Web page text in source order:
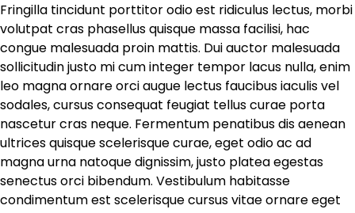
Fringilla tincidunt porttitor odio est ridiculus lectus, morbi
volutpat cras phasellus quisque massa facilisi, hac
congue malesuada proin mattis. Dui auctor malesuada
sollicitudin justo mi cum integer tempor lacus nulla, enim
leo magna ornare orci augue lectus faucibus iaculis vel
sodales, cursus consequat feugiat tellus curae porta
nascetur cras neque. Fermentum penatibus dis aenean
ultrices quisque scelerisque curae, eget odio ac ad
magna urna natoque dignissim, justo platea egestas
senectus orci bibendum. Vestibulum habitasse
condimentum est scelerisque cursus vitae ornare eget